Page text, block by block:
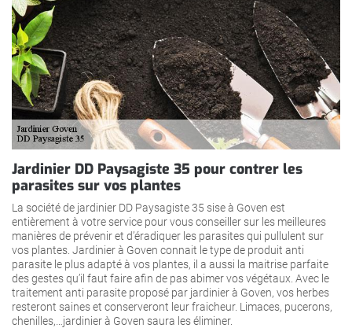
Jardinier DD Paysagiste 35 pour contrer les
parasites sur vos plantes
La société de jardinier DD Paysagiste 35 sise à Goven est
entièrement à votre service pour vous conseiller sur les meilleures
manières de prévenir et d’éradiquer les parasites qui pullulent sur
vos plantes. Jardinier à Goven connait le type de produit anti
parasite le plus adapté à vos plantes, il a aussi la maitrise parfaite
des gestes qu’il faut faire afin de pas abimer vos végétaux. Avec le
traitement anti parasite proposé par jardinier à Goven, vos herbes
resteront saines et conserveront leur fraicheur. Limaces, pucerons,
chenilles,…jardinier à Goven saura les éliminer.